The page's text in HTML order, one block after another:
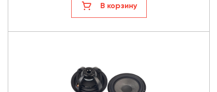
В корзину